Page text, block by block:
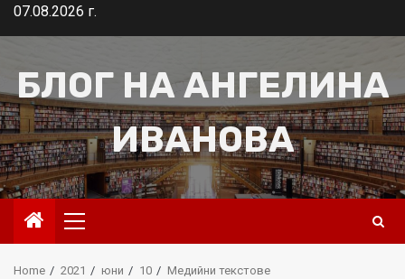
Skip07.08.2026 г.
БЛОГ НА АНГЕЛИНА
ИВАНОВА
Primary
Menu
Home 2021 юни 10 Медийни текстове